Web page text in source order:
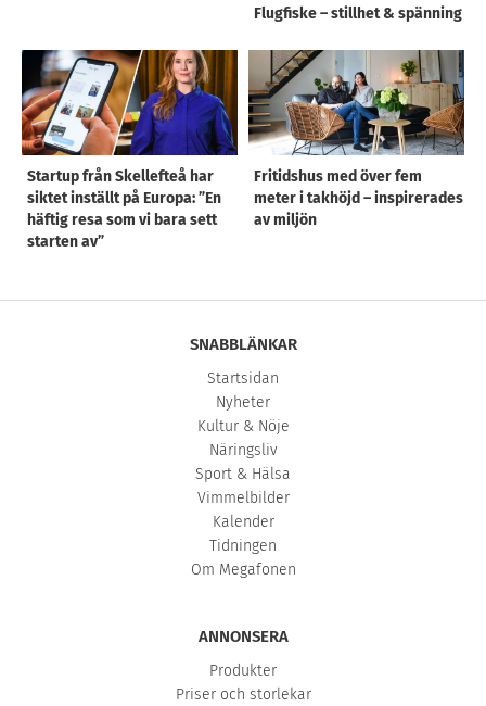
Flugfiske – stillhet & spänning
Startup från Skellefteå har
siktet inställt på Europa: ”En
häftig resa som vi bara sett
starten av”
Fritidshus med över fem
meter i takhöjd – inspirerades
av miljön
SNABBLÄNKAR
Startsidan
Nyheter
Kultur & Nöje
Näringsliv
Sport & Hälsa
Vimmelbilder
Kalender
Tidningen
Om Megafonen
ANNONSERA
Produkter
Priser och storlekar